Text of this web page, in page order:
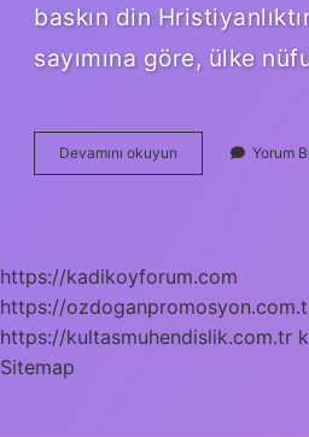
baskın din
sayımına göre, ülke
Devamını okuyun Almanya
Ve
Yorum
https://kadikoyforum.com
https://
https://kultasmuhendislik.com.tr
Sitemap